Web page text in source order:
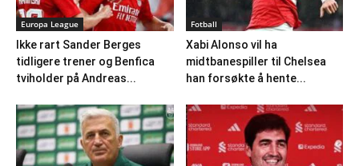
Europa League
Ikke rart Sander Berges
tidligere trener og Benfica
tviholder på Andreas...
Fotball
Xabi Alonso vil ha
midtbanespiller til Chelsea
han forsøkte å hente...